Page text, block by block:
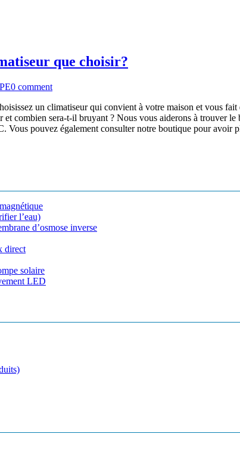
que choisir?
0 comment
un climatiseur qui convient à votre maison et vous
combien sera-t-il bruyant ? Nous vous aiderons à trouver
Vous pouvez également consulter notre boutique pour
l’eau)
d’osmose inverse
direct
solaire
LED